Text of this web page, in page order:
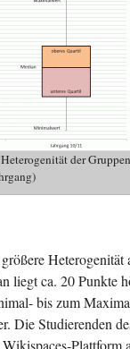
der Gruppen
Heterogenität
liegt ca. 20 Punkte
bis zum
Die Studierenden
Plattform